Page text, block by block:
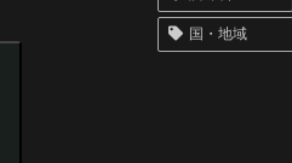
国・地域